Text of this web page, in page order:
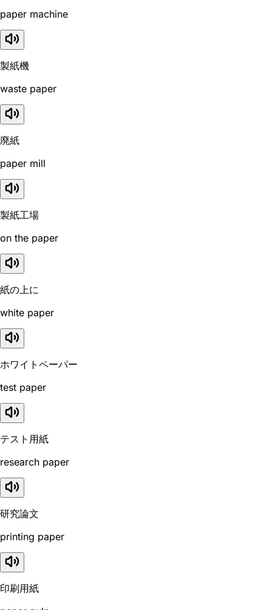
paper machine
製紙機
waste paper
廃紙
paper mill
製紙工場
on the paper
紙の上に
white paper
ホワイトペーパー
test paper
テスト用紙
research paper
研究論文
printing paper
印刷用紙